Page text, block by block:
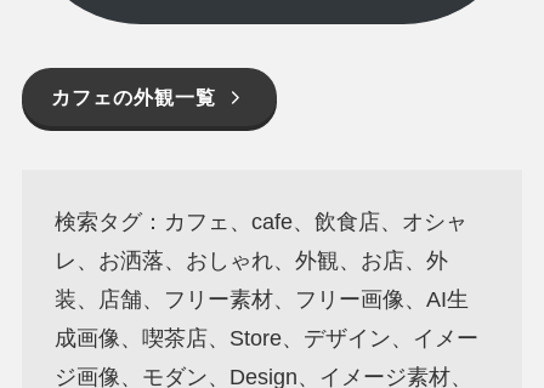
カフェの外観一覧
検索タグ：カフェ、cafe、飲食店、オシャ
レ、お洒落、おしゃれ、外観、お店、外
装、店舗、フリー素材、フリー画像、AI生
成画像、喫茶店、Store、デザイン、イメー
ジ画像、モダン、Design、イメージ素材、